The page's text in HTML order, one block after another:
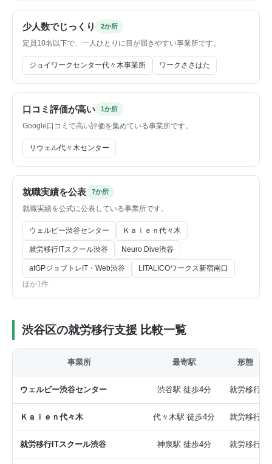
少人数でじっくり 2か所
定員10名以下で、一人ひとりに目が届きやすい事業所です。
ジョイワークセンター代々木事業所 ワークささはた
口コミ評価が高い 1か所
Google口コミで高い評価を集めている事業所です。
リウェル代々木センター
就職実績を公表 7か所
就職実績を公式に公表している事業所です。
ウェルビー渋谷センター Ｋａｉｅｎ代々木
就労移行ITスクール渋谷 Neuro Dive渋谷
atGPジョブトレIT・Web渋谷 LITALICOワークス新宿南口
ほか1件
渋谷区の就労移行支援 比較一覧
事業所 最寄駅 形態
ウェルビー渋谷センター 渋谷駅 徒歩4分 就労移行
Ｋａｉｅｎ代々木 代々木駅 徒歩4分 就労移行
就労移行ITスクール渋谷 神泉駅 徒歩4分 就労移行